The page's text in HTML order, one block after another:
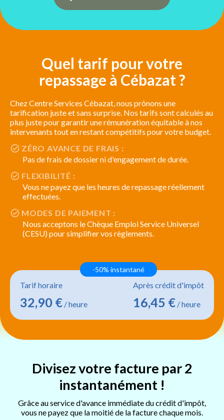
Quel tarif pour votre
repassage à Cébazat ?
Chez Centre Services Cébazat, nous prônons une
tarification juste et sans surprise. Nos tarifs sont calculés au
plus juste pour garantir une rémunération équitable à nos
intervenants tout en restant compétitifs pour votre budget.
ZÉRO AVANCE DE FRAIS :
Pas de frais de dossier ni d'engagement de durée.
FLEXIBILITÉ :
Vous ne payez que les heures de repassage réellement
effectuées.
MODES DE PAIEMENT :
Nous acceptons le Chèque Emploi Service Universel
(CESU) pour simplifier vos règlements.
Tarif horaire
32,90 € / heure
Après crédit d'impôt
16,45 € / heure
-50% instantané
Divisez votre facture par 2
instantanément !
Grâce au service d'avance immédiate du crédit d'impôt,
vous ne payez que la moitié de la facture chaque mois.